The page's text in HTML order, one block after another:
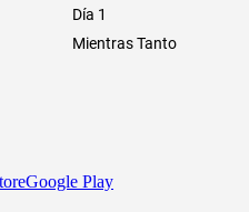
Día 1
Mientras Tanto
Google Play